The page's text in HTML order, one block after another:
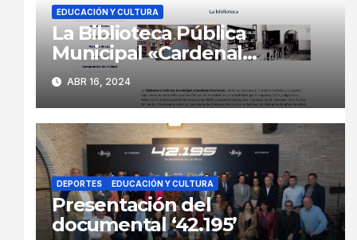
EDUCACIÓN Y CULTURA
La Biblioteca Pública
Municipal «Cardenal
Pacheco» renueva su página
web
ABR 16, 2024
DEPORTES EDUCACIÓN Y CULTURA
Presentación del
documental ‘42.195’